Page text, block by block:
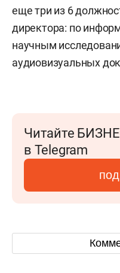
еще три из 6
директора: по
научным
аудиовизуальных
Читайте
в Telegram